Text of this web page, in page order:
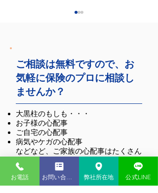
弊社主催セミナーのお
知らせ
ご相談は無料ですので、お
気軽に保険のプロに相談し
ませんか？
大黒柱のもしも・・・
お子様の心配事
ご自宅の心配事
病気やケガの心配事
などなど、ご家族の心配事はたくさん
あります。
まずは、現在カバーできている心配事
をチェックしましょう。
そして、お客様にとってどんな心配事
お電話 弊社所在地 公式LINE